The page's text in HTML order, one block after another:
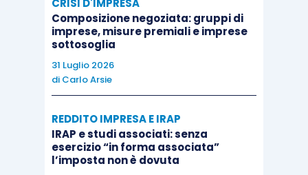
dati recenti giustificano la prudenza, mitigati da
una immutata fiducia nel fatto che l’inflazione
ampio margine di accomodamento monetario per
garantire un ritorno sostenuto dei tassi di
inflazione verso livelli inferiori, ma vicini al 2% nel
medio termine.
CRISI D'IMPRESA
Composizione negoziata: gruppi di
imprese, misure premiali e imprese
sottosoglia
31 Luglio 2026
di Carlo Arsie
REDDITO IMPRESA E IRAP
IRAP e studi associati: senza
esercizio “in forma associata”
l’imposta non è dovuta